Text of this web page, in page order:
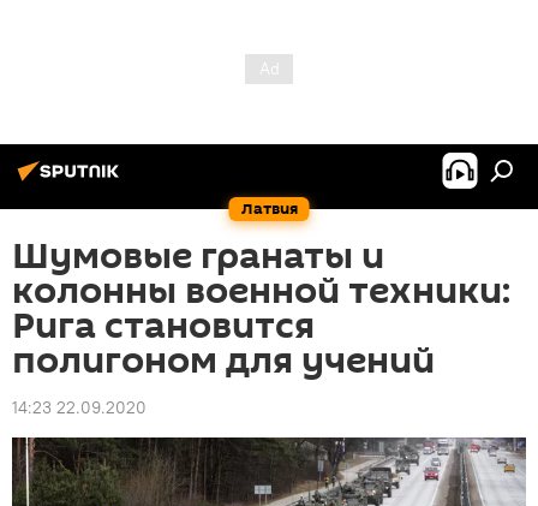
Латвия
Шумовые гранаты и
колонны военной техники:
Рига становится
полигоном для учений
14:23 22.09.2020